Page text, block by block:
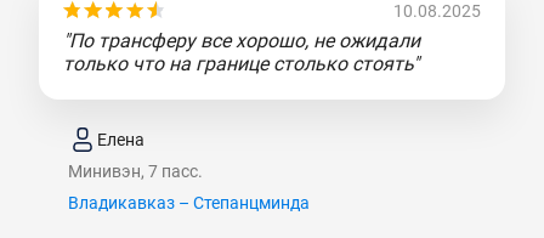
10.08.2025
"По трансферу все хорошо, не ожидали
только что на границе столько стоять"
Елена
Минивэн, 7 пасс.
Владикавказ – Степанцминда